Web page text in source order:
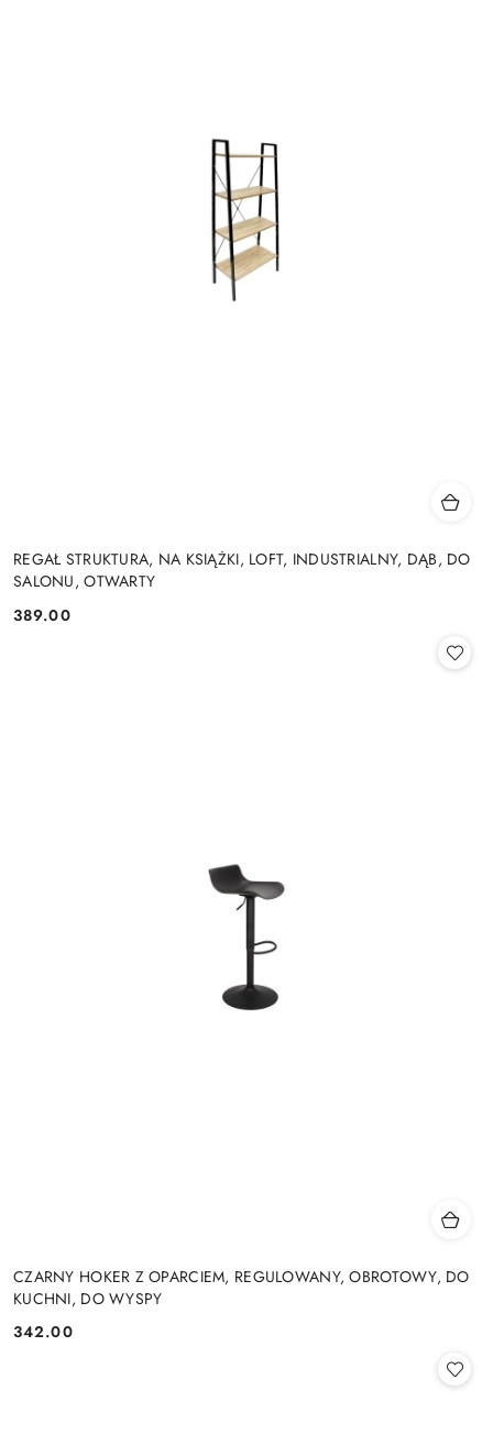
REGAŁ STRUKTURA, NA KSIĄŻKI, LOFT, INDUSTRIALNY, DĄB, DO
SALONU, OTWARTY
Cena:
389.00
CZARNY HOKER Z OPARCIEM, REGULOWANY, OBROTOWY, DO
KUCHNI, DO WYSPY
Cena:
342.00